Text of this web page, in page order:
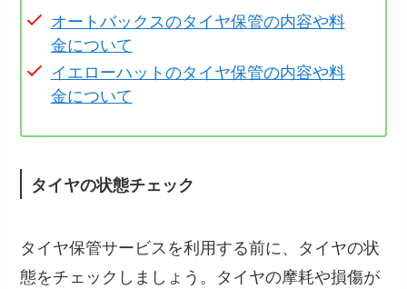
オートバックスのタイヤ保管の内容や料
金について
イエローハットのタイヤ保管の内容や料
金について
タイヤの状態チェック
タイヤ保管サービスを利用する前に、タイヤの状
態をチェックしましょう。タイヤの摩耗や損傷が